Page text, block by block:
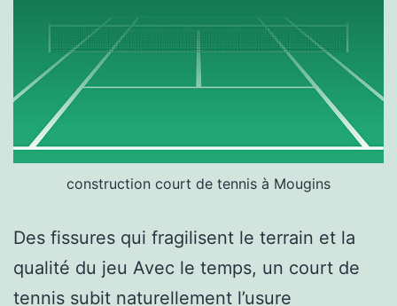
construction court de tennis à Mougins
Des fissures qui fragilisent le terrain et la
qualité du jeu Avec le temps, un court de
tennis subit naturellement l’usure